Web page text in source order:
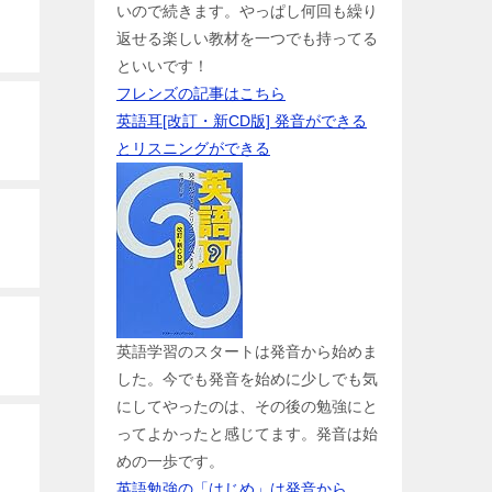
いので続きます。やっぱし何回も繰り
返せる楽しい教材を一つでも持ってる
といいです！
フレンズの記事はこちら
英語耳[改訂・新CD版] 発音ができる
とリスニングができる
英語学習のスタートは発音から始めま
した。今でも発音を始めに少しでも気
にしてやったのは、その後の勉強にと
ってよかったと感じてます。発音は始
めの一歩です。
英語勉強の「はじめ」は発音から